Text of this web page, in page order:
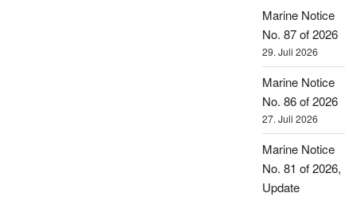
Marine Notice
No. 87 of 2026
29. Juli 2026
Marine Notice
No. 86 of 2026
27. Juli 2026
Marine Notice
No. 81 of 2026,
Update